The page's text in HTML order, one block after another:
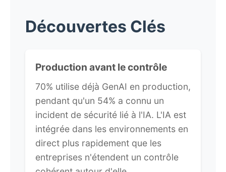
Découvertes Clés
Production avant le contrôle
70% utilise déjà GenAI en production,
pendant qu'un 54% a connu un
incident de sécurité lié à l'IA. L'IA est
intégrée dans les environnements en
direct plus rapidement que les
entreprises n'étendent un contrôle